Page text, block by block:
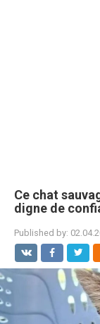
Ce chat
digne de
Published by: